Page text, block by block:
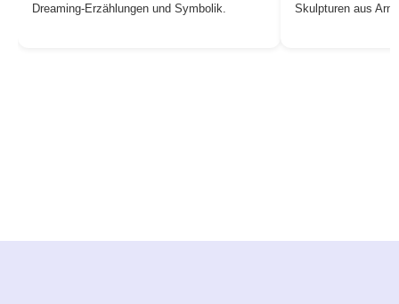
Dreaming-Erzählungen und Symbolik.
Skulpturen aus